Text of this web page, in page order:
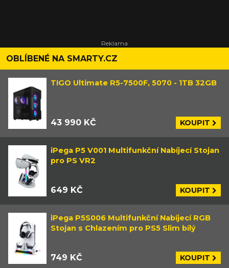
OBLÍBENÉ NA SMARTY.CZ
TIGO Ultimate R5-7500F, 5070 - 1TB 32GB
43 990 KČ KOUPIT
iPega P5 V001 Multifunkční Nabíjecí Stojan
pro PS VR2
649 KČ KOUPIT
iPega P5S006 Multifunkční Nabíjecí RGB
Stojan s Chlazením pro PS5 Slim bílý
749 KČ KOUPIT